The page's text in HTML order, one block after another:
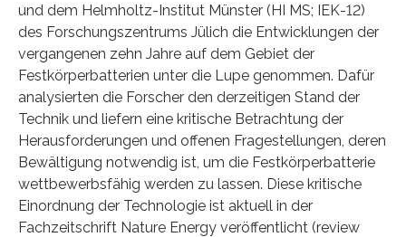
und dem Helmholtz-Institut Münster (HI MS; IEK-12)
des Forschungszentrums Jülich die Entwicklungen der
vergangenen zehn Jahre auf dem Gebiet der
Festkörperbatterien unter die Lupe genommen. Dafür
analysierten die Forscher den derzeitigen Stand der
Technik und liefern eine kritische Betrachtung der
Herausforderungen und offenen Fragestellungen, deren
Bewältigung notwendig ist, um die Festkörperbatterie
wettbewerbsfähig werden zu lassen. Diese kritische
Einordnung der Technologie ist aktuell in der
Fachzeitschrift Nature Energy veröffentlicht (review